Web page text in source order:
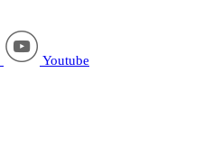
Youtube